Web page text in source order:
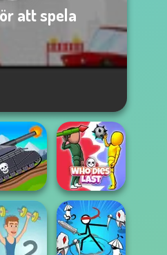
att spela
2D: Tank
Wars
Who Dies Last